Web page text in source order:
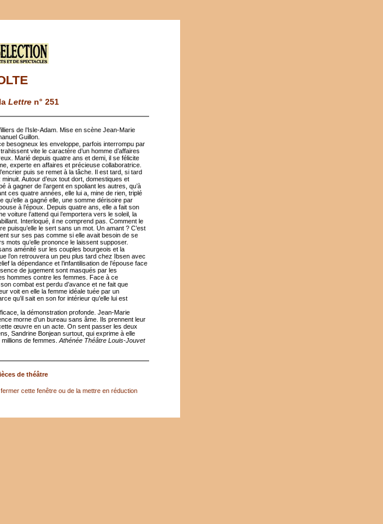
Lettre n° 251
de l’Isle-Adam. Mise en scène Jean-Marie
Guillon.
besogneux les enveloppe, parfois interrompu par
vite le caractère d’un homme d’affaires
Marié depuis quatre ans et demi, il se félicite
experte en affaires et précieuse collaboratrice.
puis se remet à la tâche. Il est tard, si tard
minuit. Autour d’eux tout dort, domestiques et
à gagner de l’argent en spoliant les autres, qu’à
ces quatre années, elle lui a, mine de rien, triplé
a gagné elle, une somme dérisoire par
à l’époux. Depuis quatre ans, elle a fait son
voiture l’attend qui l’emportera vers le soleil, la
Interloqué, il ne comprend pas. Comment le
puisqu’elle le sert sans un mot. Un amant ? C’est
sur ses pas comme si elle avait besoin de se
mots qu’elle prononce le laissent supposer.
aménité sur les couples bourgeois et la
l’on retrouvera un peu plus tard chez Ibsen avec
la dépendance et l’infantilisation de l’épouse face
de jugement sont masqués par les
hommes contre les femmes. Face à ce
combat est perdu d’avance et ne fait que
voit en elle la femme idéale tuée par un
qu’il sait en son for intérieur qu’elle lui est
la démonstration profonde. Jean-Marie
morne d’un bureau sans âme. Ils prennent leur
œuvre en un acte. On sent passer les deux
Sandrine Bonjean surtout, qui exprime à elle
de femmes. Athénée Théâtre Louis-Jouvet
de théâtre
cette fenêtre ou de la mettre en réduction